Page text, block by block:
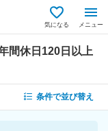
気になる メニュー
間休日120日以上
条件で並び替え